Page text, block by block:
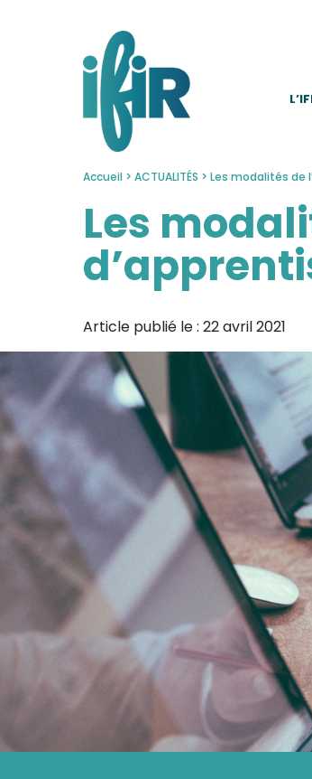
Accueil > ACTUALITÉS > Les modalités de
Les
Article publié le : 22 avril 2021